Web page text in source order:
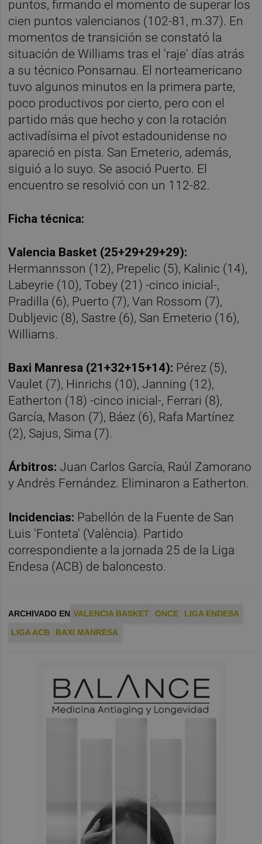
puntos, firmando el momento de superar los
cien puntos valencianos (102-81, m.37). En
momentos de transición se constató la
situación de Williams tras el 'raje' días atrás
a su técnico Ponsarnau. El norteamericano
tuvo algunos minutos en la primera parte,
poco productivos por cierto, pero con el
partido más que hecho y con la rotación
activadísima el pívot estadounidense no
apareció en pista. San Emeterio, además,
siguió a lo suyo. Se asoció Puerto. El
encuentro se resolvió con un 112-82.
Ficha técnica:
Valencia Basket (25+29+29+29):
Hermannsson (12), Prepelic (5), Kalinic (14),
Labeyrie (10), Tobey (21) -cinco inicial-,
Pradilla (6), Puerto (7), Van Rossom (7),
Dubljevic (8), Sastre (6), San Emeterio (16),
Williams.
Baxi Manresa (21+32+15+14): Pérez (5),
Vaulet (7), Hinrichs (10), Janning (12),
Eatherton (18) -cinco inicial-, Ferrari (8),
García, Mason (7), Báez (6), Rafa Martínez
(2), Sajus, Sima (7).
Árbitros: Juan Carlos García, Raúl Zamorano
y Andrés Fernández. Eliminaron a Eatherton.
Incidencias: Pabellón de la Fuente de San
Luis 'Fonteta' (València). Partido
correspondiente a la jornada 25 de la Liga
Endesa (ACB) de baloncesto.
ARCHIVADO EN VALENCIA BASKET ONCE
LIGA ENDESA
LIGA ACB
BAXI MANRESA